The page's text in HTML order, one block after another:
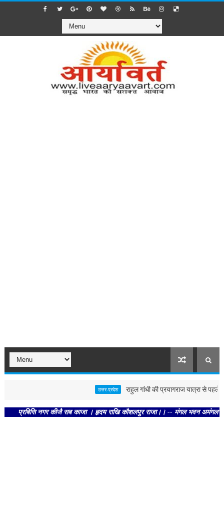
राहुल गांधी की प्रयागराज यात्रा से पहले पोस्टर
नगर कीजै सब काजा । हृदय राखि कौशलपुर राजा।। -- मंगल भवन अमंगल हारी।